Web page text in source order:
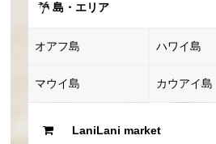
島・エリア
オアフ島 ハワイ島
マウイ島 カウアイ島
LaniLani market